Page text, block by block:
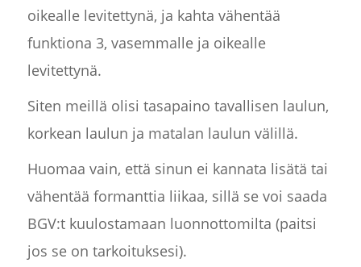
oikealle levitettynä, ja kahta vähentää
funktiona 3, vasemmalle ja oikealle
levitettynä.
Siten meillä olisi tasapaino tavallisen laulun,
korkean laulun ja matalan laulun välillä.
Huomaa vain, että sinun ei kannata lisätä tai
vähentää formanttia liikaa, sillä se voi saada
BGV:t kuulostamaan luonnottomilta (paitsi
jos se on tarkoituksesi).